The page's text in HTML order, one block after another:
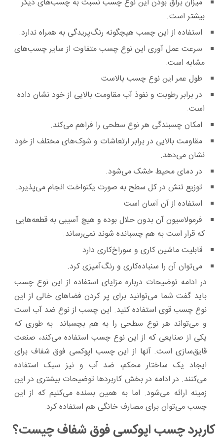
میزان براق بودن این نوع چسب نسبت به چسب‌های دیگر
بیشتر است.
استفاده از این چسب هیچگونه رنگ‌پریدگی به همراه ندارد.
سرعت عمل آوری این نوع چسب متفاوت از سایر چسب‌های
مشابه است.
طول عمر این نوع چسب بالاست
در برابر رطوبت و نفوذ آب مقاومت بالایی از خود نشان داده
است.
امکان چسبندگی هر نوع سطحی را فراهم می‌کند.
مقاومت بالایی در برابر ارتعاشات و شوک‌های مختلف از خود
نشان می‌دهد.
در دمای محیط خشک می‌شود.
توزیع تنش در کل سطح به صورت یکنواخت انجام می‌پذیرد.
استفاده از آن آسان است
فرمولاسیون آن بدون حلال بوده و هیچ آسیبی به قطعه‌هایی
که قرار است به هم چسبانده شوند نمی‌رساند.
قابلیت ماشین کاری و سوراخ‌کاری دارد
می‌توان آن را سنباده‌کاری و رنگ‌آمیزی کرد.
در ادامه توضیحات درباره مزایای استفاده از این نوع چسب
باید گفت شما می‌توانید برای پر کردن فضاهای خالی از این
نوع چسب قوی استفاده کنید. این چسب از نوع ضد آب است
و می‌تواند هر نوع سطحی را به هم بچسباند. به طوری که
یکی از صنایعی که از این نوع چسب استفاده می‌کند، صنعت
قایق‌سازی است. آنها از این چسب اپوکسی فوق شفاف برای
ایجاد یک ساختار محکم، ضد آب و نیز سبک استفاده
می‌کنند. در ادامه در بخش کاربردها توضیحات بیشتری در این
زمینه ارائه می‌شود. اما به همین بسنده می‌کنیم که از این
چسب می‌توان برای مصارف خانگی هم استفاده کرد.
کاربرد چسب اپوکسی فوق شفاف چیست؟